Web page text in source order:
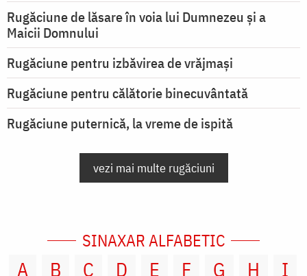
Rugăciune de lăsare în voia lui Dumnezeu şi a
Maicii Domnului
Rugăciune pentru izbăvirea de vrăjmași
Rugăciune pentru călătorie binecuvântată
Rugăciune puternică, la vreme de ispită
vezi mai multe rugăciuni
SINAXAR ALFABETIC
A B C D E F G H I